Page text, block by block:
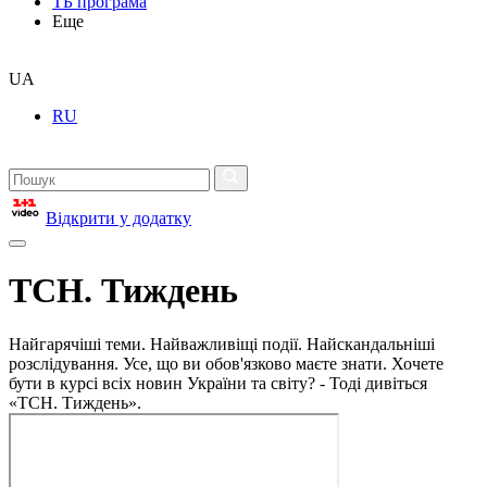
Еще
UA
RU
Відкрити у додатку
ТСН. Тиждень
Найгарячіші теми. Найважливіщі події. Найскандальніші
розслідування. Усе, що ви обов'язково маєте знати. Хочете
бути в курсі всіх новин України та світу? - Тоді дивіться
«ТСН. Тиждень».